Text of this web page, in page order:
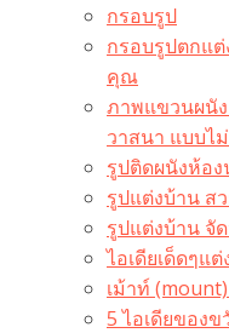
กรอบรูป
กรอบรูปตกแต่
คุณ
ภาพแขวนผนัง
วาสนา แบบไ
รูปติดผนังห้อ
รูปแต่งบ้าน ส
รูปแต่งบ้าน จั
ไอเดียเด็ดๆแ
เม้าท์
5 ไอเดียของ